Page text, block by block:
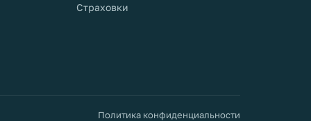
Страховки
Политика конфиденциальности